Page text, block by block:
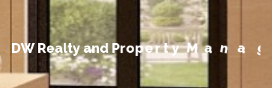
DW Realtyand PropertyManag eme t